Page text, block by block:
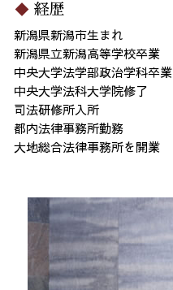
経歴
新潟県新潟市生まれ
新潟県立新潟高等学校卒業
中央大学法学部政治学科卒業
中央大学法科大学院修了
司法研修所入所
都内法律事務所勤務
大地総合法律事務所を開業